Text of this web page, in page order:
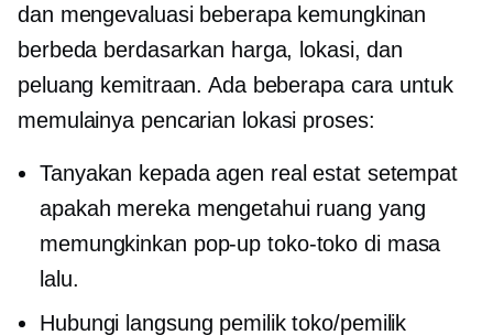
dan mengevaluasi beberapa kemungkinan
berbeda berdasarkan harga, lokasi, dan
peluang kemitraan. Ada beberapa cara untuk
memulainya pencarian lokasi proses:
Tanyakan kepada agen real estat setempat
apakah mereka mengetahui ruang yang
memungkinkan pop-up toko-toko di masa
lalu.
Hubungi langsung pemilik toko/pemilik